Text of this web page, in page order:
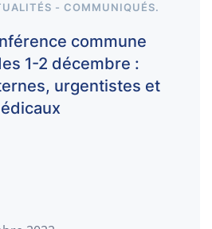
- COMMUNIQUÉS.
commune
1-2 décembre :
urgentistes et